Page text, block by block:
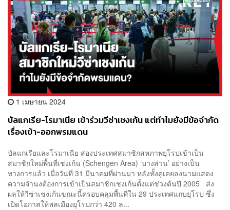
1 เมษายน 2024
บัลแกเรีย-โรมาเนีย เข้าร่วมวีซ่าเชงเก้น แต่ทำไมยังมีข้อจำกัด
เรื่องเข้า-ออกพรมแดน
บัลแกเรียและโรมาเนีย สองประเทศสมาชิกสหภาพยุโรปเข้าเป็น
สมาชิกใหม่พื้นที่เชงเก้น (Schengen Area) ‘บางส่วน’ อย่างเป็น
ทางการแล้ว เมื่อวันที่ 31 มีนาคมที่ผ่านมา หลังทั้งคู่เคยลงนามแสดง
ความจำนงต้องการเข้าเป็นสมาชิกเชงเก้นตั้งแต่ช่วงต้นปี 2005 ส่ง
ผลให้วีซ่าเชงเก้นขณะนี้ครอบคลุมพื้นที่ใน 29 ประเทศแถบยุโรป ซึ่ง
เปิดโอกาสให้พลเมืองยุโรปกว่า 420 ล...